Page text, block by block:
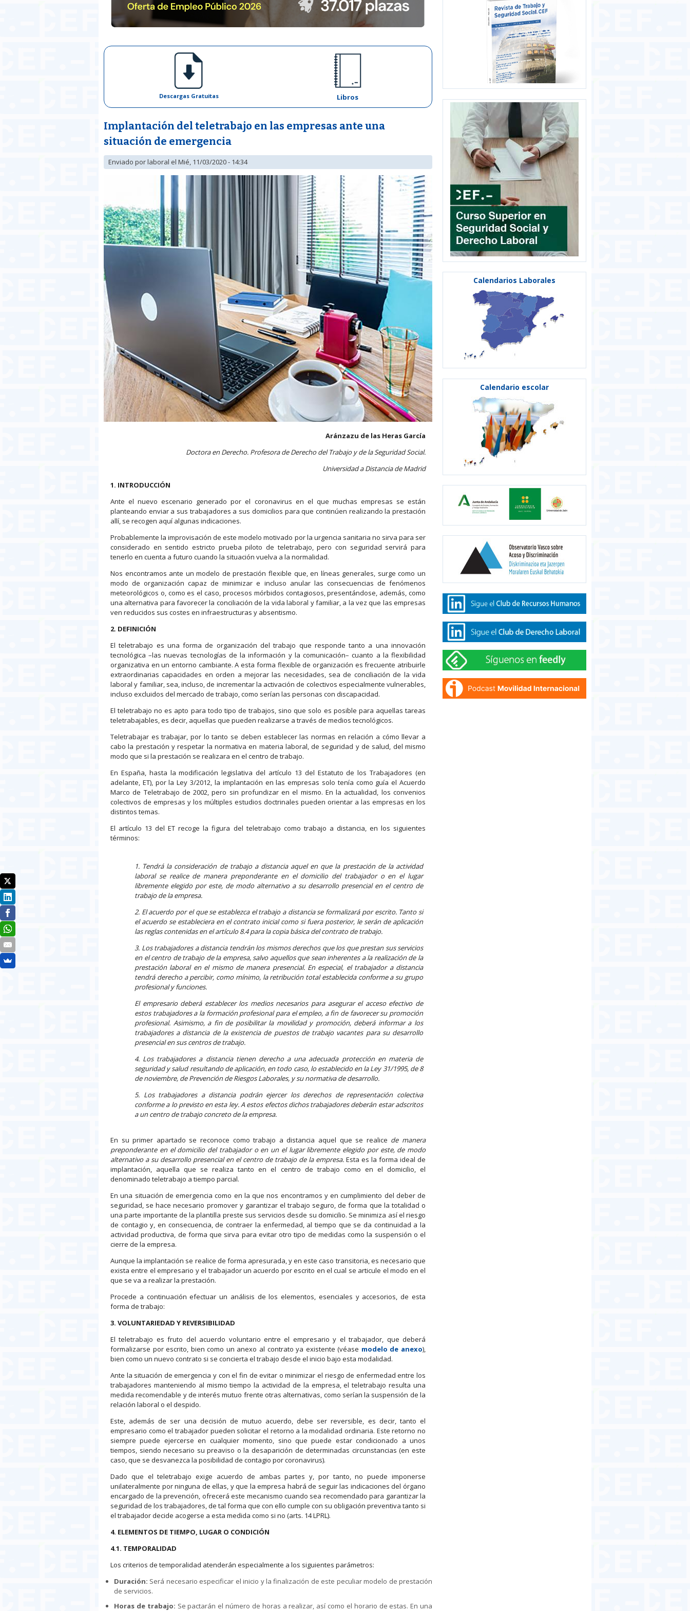
Descargas Gratuitas Libros
Implantación del teletrabajo en las empresas ante una
situación de emergencia
Enviado porlaboral el Mié, 11/03/2020 - 14:34
Aránzazu de las Heras García
Doctora en Derecho. Profesora de Derecho del Trabajo y de la Seguridad Social.
Universidad a Distancia de Madrid
1. INTRODUCCIÓN
Ante el nuevo escenario generado por el coronavirus en el que muchas empresas se están
planteando enviar a sus trabajadores a sus domicilios para que continúen realizando la prestación
allí, se recogen aquí algunas indicaciones.
Probablemente la improvisación de este modelo motivado por la urgencia sanitaria no sirva para ser
considerado en sentido estricto prueba piloto de teletrabajo, pero con seguridad servirá para
tenerlo en cuenta a futuro cuando la situación vuelva a la normalidad.
Nos encontramos ante un modelo de prestación flexible que, en líneas generales, surge como un
modo de organización capaz de minimizar e incluso anular las consecuencias de fenómenos
meteorológicos o, como es el caso, procesos mórbidos contagiosos, presentándose, además, como
una alternativa para favorecer la conciliación de la vida laboral y familiar, a la vez que las empresas
ven reducidos sus costes en infraestructuras y absentismo.
2. DEFINICIÓN
El teletrabajo es una forma de organización del trabajo que responde tanto a una innovación
tecnológica –las nuevas tecnologías de la información y la comunicación– cuanto a la flexibilidad
organizativa en un entorno cambiante. A esta forma flexible de organización es frecuente atribuirle
extraordinarias capacidades en orden a mejorar las necesidades, sea de conciliación de la vida
laboral y familiar, sea, incluso, de incrementar la activación de colectivos especialmente vulnerables,
incluso excluidos del mercado de trabajo, como serían las personas con discapacidad.
El teletrabajo no es apto para todo tipo de trabajos, sino que solo es posible para aquellas tareas
teletrabajables, es decir, aquellas que pueden realizarse a través de medios tecnológicos.
Teletrabajar es trabajar, por lo tanto se deben establecer las normas en relación a cómo llevar a
cabo la prestación y respetar la normativa en materia laboral, de seguridad y de salud, del mismo
modo que si la prestación se realizara en el centro de trabajo.
En España, hasta la modificación legislativa del artículo 13 del Estatuto de los Trabajadores (en
adelante, ET), por la Ley 3/2012, la implantación en las empresas solo tenía como guía el Acuerdo
Marco de Teletrabajo de 2002, pero sin profundizar en el mismo. En la actualidad, los convenios
colectivos de empresas y los múltiples estudios doctrinales pueden orientar a las empresas en los
distintos temas.
El artículo 13 del ET recoge la figura del teletrabajo como trabajo a distancia, en los siguientes
términos:
1. Tendrá la consideración de trabajo a distancia aquel en que la prestación de la actividad
laboral se realice de manera preponderante en el domicilio del trabajador o en el lugar
libremente elegido por este, de modo alternativo a su desarrollo presencial en el centro de
trabajo de la empresa.
2. El acuerdo por el que se establezca el trabajo a distancia se formalizará por escrito. Tanto si
el acuerdo se estableciera en el contrato inicial como si fuera posterior, le serán de aplicación
las reglas contenidas en el artículo 8.4 para la copia básica del contrato de trabajo.
3. Los trabajadores a distancia tendrán los mismos derechos que los que prestan sus servicios
en el centro de trabajo de la empresa, salvo aquellos que sean inherentes a la realización de la
prestación laboral en el mismo de manera presencial. En especial, el trabajador a distancia
tendrá derecho a percibir, como mínimo, la retribución total establecida conforme a su grupo
profesional y funciones.
El empresario deberá establecer los medios necesarios para asegurar el acceso efectivo de
estos trabajadores a la formación profesional para el empleo, a fin de favorecer su promoción
profesional. Asimismo, a fin de posibilitar la movilidad y promoción, deberá informar a los
trabajadores a distancia de la existencia de puestos de trabajo vacantes para su desarrollo
presencial en sus centros de trabajo.
4. Los trabajadores a distancia tienen derecho a una adecuada protección en materia de
seguridad y salud resultando de aplicación, en todo caso, lo establecido en la Ley 31/1995, de 8
de noviembre, de Prevención de Riesgos Laborales, y su normativa de desarrollo.
5. Los trabajadores a distancia podrán ejercer los derechos de representación colectiva
conforme a lo previsto en esta ley. A estos efectos dichos trabajadores deberán estar adscritos
a un centro de trabajo concreto de la empresa.
En su primer apartado se reconoce como trabajo a distancia aquel que se realice de manera
preponderante en el domicilio del trabajador o en un el lugar libremente elegido por este, de modo
alternativo a su desarrollo presencial en el centro de trabajo de la empresa. Esta es la forma ideal de
implantación, aquella que se realiza tanto en el centro de trabajo como en el domicilio, el
denominado teletrabajo a tiempo parcial.
En una situación de emergencia como en la que nos encontramos y en cumplimiento del deber de
seguridad, se hace necesario promover y garantizar el trabajo seguro, de forma que la totalidad o
una parte importante de la plantilla preste sus servicios desde su domicilio. Se minimiza así el riesgo
de contagio y, en consecuencia, de contraer la enfermedad, al tiempo que se da continuidad a la
actividad productiva, de forma que sirva para evitar otro tipo de medidas como la suspensión o el
cierre de la empresa.
Aunque la implantación se realice de forma apresurada, y en este caso transitoria, es necesario que
exista entre el empresario y el trabajador un acuerdo por escrito en el cual se articule el modo en el
que se va a realizar la prestación.
Procede a continuación efectuar un análisis de los elementos, esenciales y accesorios, de esta
forma de trabajo:
3. VOLUNTARIEDAD Y REVERSIBILIDAD
El teletrabajo es fruto del acuerdo voluntario entre el empresario y el trabajador, que deberá
formalizarse por escrito, bien como un anexo al contrato ya existente (véase modelo de anexo),
bien como un nuevo contrato si se concierta el trabajo desde el inicio bajo esta modalidad.
Ante la situación de emergencia y con el fin de evitar o minimizar el riesgo de enfermedad entre los
trabajadores manteniendo al mismo tiempo la actividad de la empresa, el teletrabajo resulta una
medida recomendable y de interés mutuo frente otras alternativas, como serían la suspensión de la
relación laboral o el despido.
Este, además de ser una decisión de mutuo acuerdo, debe ser reversible, es decir, tanto el
empresario como el trabajador pueden solicitar el retorno a la modalidad ordinaria. Este retorno no
siempre puede ejercerse en cualquier momento, sino que puede estar condicionado a unos
tiempos, siendo necesario su preaviso o la desaparición de determinadas circunstancias (en este
caso, que se desvanezca la posibilidad de contagio por coronavirus).
Dado que el teletrabajo exige acuerdo de ambas partes y, por tanto, no puede imponerse
unilateralmente por ninguna de ellas, y que la empresa habrá de seguir las indicaciones del órgano
encargado de la prevención, ofrecerá este mecanismo cuando sea recomendado para garantizar la
seguridad de los trabajadores, de tal forma que con ello cumple con su obligación preventiva tanto si
el trabajador decide acogerse a esta medida como si no (arts. 14 LPRL).
4. ELEMENTOS DE TIEMPO, LUGAR O CONDICIÓN
4.1. TEMPORALIDAD
Los criterios de temporalidad atenderán especialmente a los siguientes parámetros:
Duración: Será necesario especificar el inicio y la finalización de este peculiar modelo de prestación
de servicios.
Horas de trabajo: Se pactarán el número de horas a realizar, así como el horario de estas. En una
Calendarios Laborales
Calendario escolar